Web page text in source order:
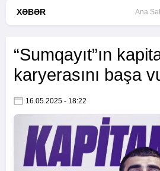
XƏBƏR Ana
“Sumqayıt”ın
karyerasını başa
16.05.2025 - 18:22